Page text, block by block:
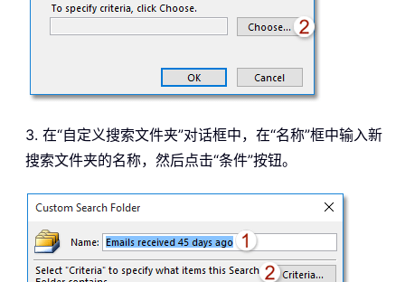
3. 在“自定义搜索文件夹”对话框中，在“名称”框中输入新
搜索文件夹的名称，然后点击“条件”按钮。